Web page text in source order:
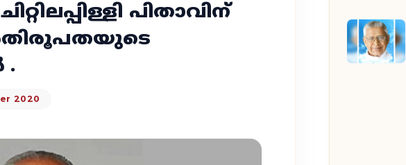
പിതാവിന്
.
2020